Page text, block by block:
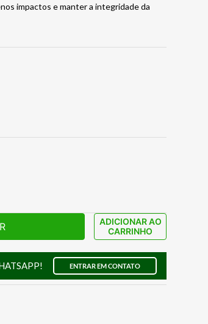
impactos e manter a integridade da
ADICIONAR AO
CARRINHO
ENTRAR EM CONTATO